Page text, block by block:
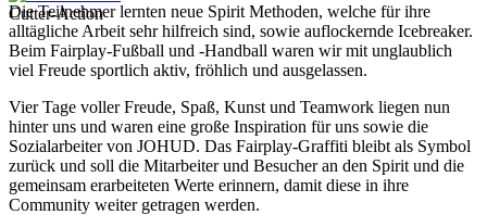
Cutter-Action
Die Teilnehmer lernten neue Spirit Methoden, welche für ihre
alltägliche Arbeit sehr hilfreich sind, sowie auflockernde Icebreaker.
Beim Fairplay-Fußball und -Handball waren wir mit unglaublich
viel Freude sportlich aktiv, fröhlich und ausgelassen.
Vier Tage voller Freude, Spaß, Kunst und Teamwork liegen nun
hinter uns und waren eine große Inspiration für uns sowie die
Sozialarbeiter von JOHUD. Das Fairplay-Graffiti bleibt als Symbol
zurück und soll die Mitarbeiter und Besucher an den Spirit und die
gemeinsam erarbeiteten Werte erinnern, damit diese in ihre
Community weiter getragen werden.